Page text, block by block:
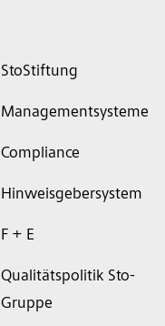
StoStiftung
Managementsysteme
Compliance
Hinweisgebersystem
F + E
Qualitätspolitik Sto-
Gruppe